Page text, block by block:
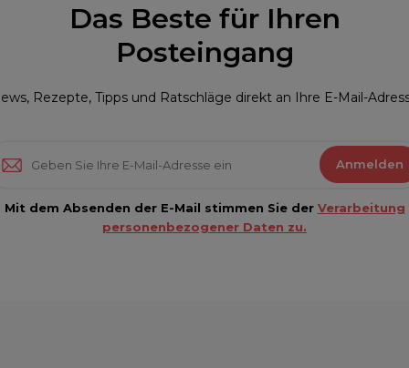
Das Beste für Ihren
Posteingang
Rezepte, Tipps und Ratschläge direkt an Ihre E-Mail-
Anmelden
Mit dem Absenden der E-Mail stimmen Sie der Verarbeitung
personenbezogener Daten zu.